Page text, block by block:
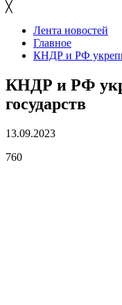
╳
Лента новостей
Главное
КНДР и РФ
КНДР и РФ
государств
13.09.2023
760